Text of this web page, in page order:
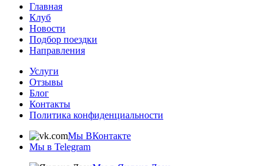
Главная
Клуб
Новости
Подбор поездки
Направления
Услуги
Отзывы
Блог
Контакты
Политика конфиденциальности
Мы ВКонтакте
Мы в Telegram